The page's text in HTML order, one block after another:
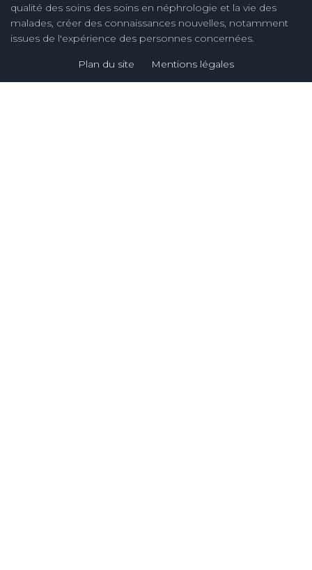
qualité des soins des soins en néphrologie et la vie des
malades, créer des connaissances nouvelles, notamment
issues de l'expérience des personnes concernées.
Plan du site Mentions légales